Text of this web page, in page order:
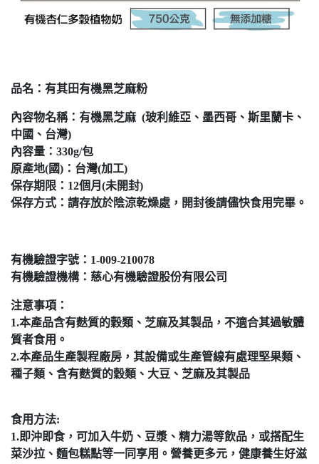
品名：有其田有機黑芝麻粉
內容物名稱：有機黑芝麻 (玻利維亞、墨西哥、斯里蘭卡、
中國、台灣)
內容量：330g/包
原產地(國)：台灣(加工)
保存期限：12個月(未開封)
保存方式：請存放於陰涼乾燥處，開封後請儘快食用完畢。
有機驗證字號：1-009-210078
有機驗證機構：慈心有機驗證股份有限公司
注意事項：
1.本產品含有麩質的穀類、芝麻及其製品，不適合其過敏體
質者食用。
2.本產品生產製程廠房，其設備或生產管線有處理堅果類、
種子類、含有麩質的穀類、大豆、芝麻及其製品
食用方法:
1.即沖即食，可加入牛奶、豆漿、精力湯等飲品，或搭配生
菜沙拉、麵包糕點等一同享用。營養更多元，健康養生好滋